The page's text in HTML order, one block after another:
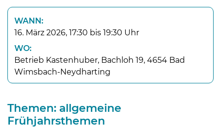
WANN:
16. März 2026, 17:30 bis 19:30 Uhr
WO:
Betrieb Kastenhuber, Bachloh 19, 4654 Bad
Wimsbach-Neydharting
Themen: allgemeine
Frühjahrsthemen